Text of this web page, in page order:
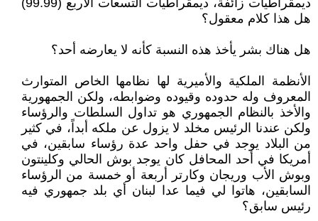
ديمقراطيات زائفة، ديمقراطيات التسعات الأربع (99.99)
هل هذا كلام معقول؟
هل هناك بشر يأخذ هذه النسبة كأنه لا يعارضه أحد؟
الأنظمة الملكية والأميرية لها نظامها الخاص المتوارث
المعروف وله حدوده وقيوده وضوابطه، ولكن الجمهورية
والأخذ بالنظام الجمهوري هو تداول السلطات والرؤساء
ولكن عندنا الرئيس مخلد لا يزول عن ملكه أبداً، في كثير
من البلاد يوجد في حفل واحد عدة رؤساء سابقين، في
أمريكا في أحد المحافل كان يوجد بوش الحالي وكلينتون
وبوش الأب وريجان وكارتر أربعة أو خمسة من الرؤساء
السابقين، هاتوا لي فيما عدا لبنان أي بلد جمهوري فيه
رئيس سابق؟